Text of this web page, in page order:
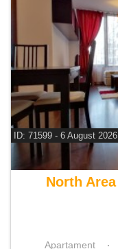
ID: 71599 - 6 August 2026
De
North
Apartament